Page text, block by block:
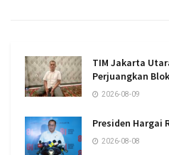
TIM Jakarta
Perjuangkan
2026-08-09
Presiden Hargai
2026-08-08